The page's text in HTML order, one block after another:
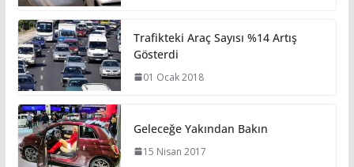
Trafikteki Araç Sayısı %14 Artış
Gösterdi
01 Ocak 2018
Geleceğe Yakından Bakın
15 Nisan 2017